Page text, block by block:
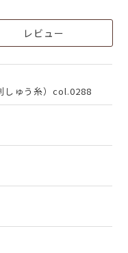
レビュー
しゅう糸）col.0288